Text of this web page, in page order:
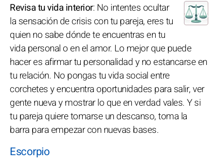
Revisa tu vida interior: No intentes ocultar
la sensación de crisis con tu pareja, eres tu
quien no sabe dónde te encuentras en tu
vida personal o en el amor. Lo mejor que puede
hacer es afirmar tu personalidad y no estancarse en
tu relación. No pongas tu vida social entre
corchetes y encuentra oportunidades para salir, ver
gente nueva y mostrar lo que en verdad vales. Y si
tu pareja quiere tomarse un descanso, toma la
barra para empezar con nuevas bases.
Escorpio